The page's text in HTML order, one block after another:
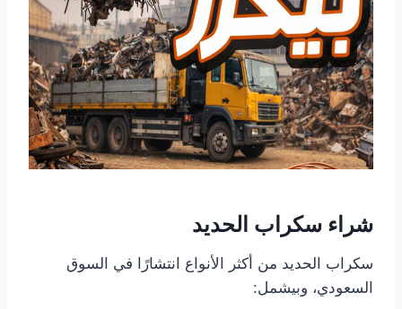
شراء سكراب الحديد
سكراب الحديد من أكثر الأنواع انتشارًا في السوق
السعودي، وبيشمل: